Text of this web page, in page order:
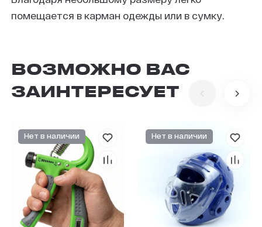
помещается в карман одежды или в сумку.
ВОЗМОЖНО ВАС
ЗАИНТЕРЕСУЕТ
Нет в наличии Нет в наличии